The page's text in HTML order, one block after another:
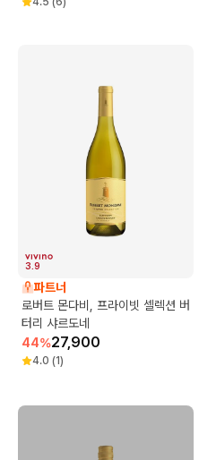
3.9
파트너
로버트 몬다비, 프라이빗 셀렉션 버
터리 샤르도네
44%27,900
4.0 (1)